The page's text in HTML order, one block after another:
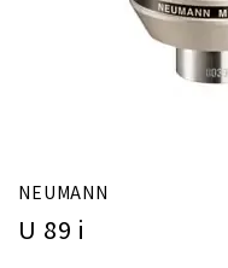
NEUMANN
U 89 i